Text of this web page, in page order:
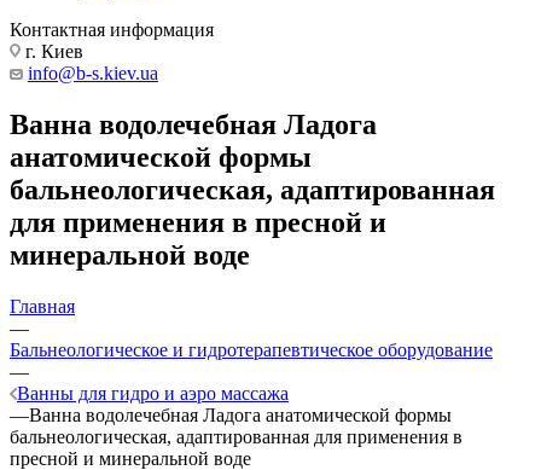
Контактная информация
г. Киев
info@b-s.kiev.ua
Ванна водолечебная Ладога
анатомической формы
бальнеологическая, адаптированная
для применения в пресной и
минеральной воде
Главная
—
Бальнеологическое и гидротерапевтическое оборудование
—
Ванны для гидро и аэро массажа
—Ванна водолечебная Ладога анатомической формы
бальнеологическая, адаптированная для применения в
пресной и минеральной воде